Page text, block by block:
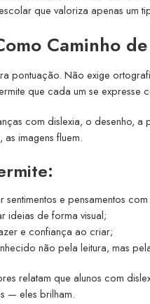
que valoriza apenas um
Caminho
pontuação. Não exige
que cada um se expresse
com dislexia, o desenho, a
as imagens fluem.
sentimentos e pensamentos
ideias de forma visual;
e confiança ao criar;
não pela leitura, mas
relatam que alunos com
— eles brilham.